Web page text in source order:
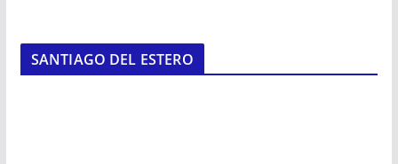
SANTIAGO DEL ESTERO